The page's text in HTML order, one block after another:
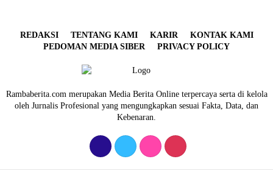
REDAKSI TENTANG KAMI KARIR
KONTAK KAMI
PEDOMAN MEDIA SIBER
PRIVACY POLICY
Rambaberita.com merupakan Media Berita Online terpercaya serta di kelola
oleh Jurnalis Profesional yang mengungkapkan sesuai Fakta, Data, dan
Kebenaran.